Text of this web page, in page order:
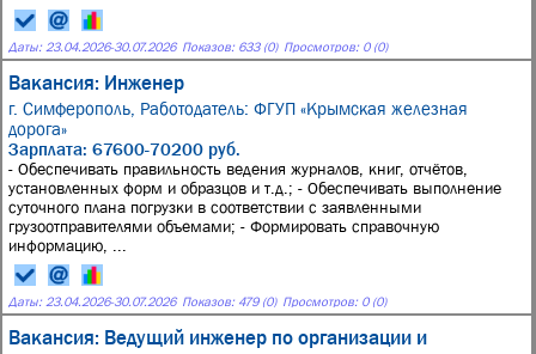
Даты: 23.04.2026-30.07.2026 Показов: 633 (0) Просмотров: 0 (0)
Вакансия: Инженер
г. Симферополь, Работодатель: ФГУП «Крымская железная
дорога»
Зарплата: 67600-70200 руб.
- Обеспечивать правильность ведения журналов, книг, отчётов,
установленных форм и образцов и т.д.; - Обеспечивать выполнение
суточного плана погрузки в соответствии с заявленными
грузоотправителями объемами; - Формировать справочную
информацию, ...
Даты: 23.04.2026-30.07.2026 Показов: 479 (0) Просмотров: 0 (0)
Вакансия: Ведущий инженер по организации и